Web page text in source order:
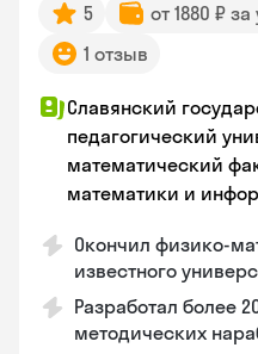
5 от 1880 ₽
1 отзыв
Славянский
педагогический
математический
математики и
Окончил физико-
известного
Разработал более
методических